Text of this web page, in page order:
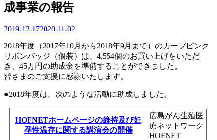
成事業の報告
2019-12-172020-11-02
2018年度（2017年10月から2018年9月まで）のカープピンク
リボンバッジ（個装）は、4,554個のお買い上げをいただ
き、45万円の助成金を準備することができました。
皆さまのご支援に感謝いたします。
●2018年度は、次のような活動に助成しました。
HOFNETホームページの維持及び妊
孕性温存に関する講演会の開催
広島がん生殖医
療ネットワーク
HOFNET